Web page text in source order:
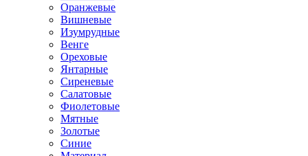
Оранжевые
Вишневые
Изумрудные
Венге
Ореховые
Янтарные
Сиреневые
Салатовые
Фиолетовые
Мятные
Золотые
Синие